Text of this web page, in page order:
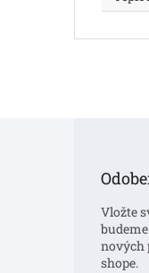
Vložte
nových
shope.